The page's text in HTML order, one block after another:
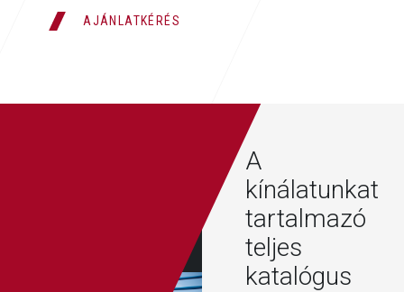
AJÁNLATKÉRÉS
A
kínálatunkat
tartalmazó
teljes
katalógus